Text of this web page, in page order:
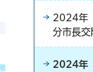
2024年
分市長交
2024年